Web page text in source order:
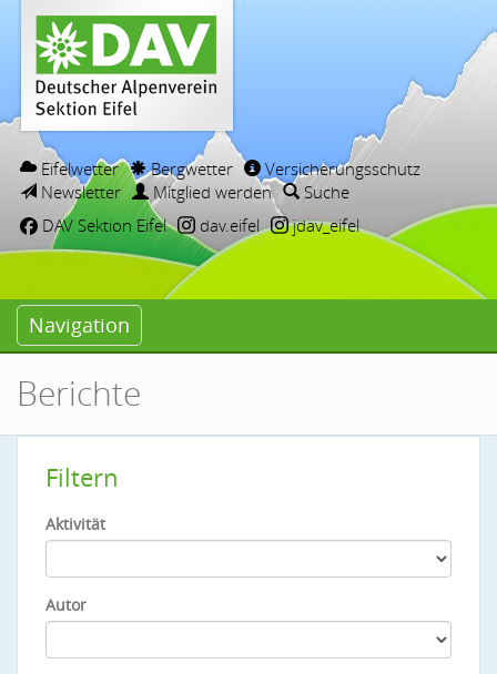
Eifelwetter Bergwetter
Versicherungsschutz
Newsletter
Mitglied werden
Suche
DAV Sektion Eifel
dav.eifel jdav_eifel
Navigation
Berichte
Filtern
Aktivität
Autor